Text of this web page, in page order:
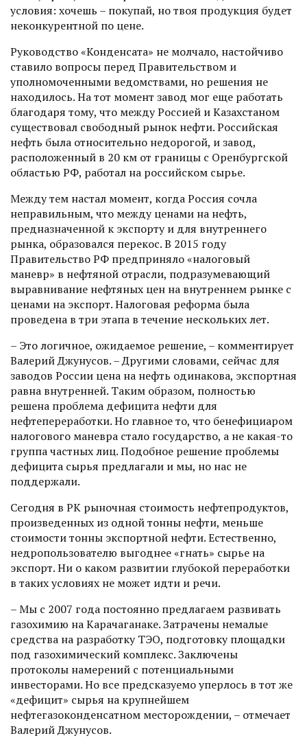
условия: хочешь – покупай, но твоя продукция будет
неконкурентной по цене.
Руководство «Конденсата» не молчало, настойчиво
ставило вопросы перед Правительством и
уполномоченными ведомствами, но решения не
находилось. На тот момент завод мог еще работать
благодаря тому, что между Россией и Казахстаном
существовал свободный рынок нефти. Российская
нефть была относительно недорогой, и завод,
расположенный в 20 км от границы с Оренбургской
областью РФ, работал на российском сырье.
Между тем настал момент, когда Россия сочла
неправильным, что между ценами на нефть,
предназначенной к экспорту и для внутреннего
рынка, образовался перекос. В 2015 году
Правительство РФ предприняло «налоговый
маневр» в нефтяной отрасли, подра­зумевающий
выравнивание нефтяных цен на внутреннем рынке с
ценами на экспорт. Налоговая реформа была
проведена в три этапа в течение нескольких лет.
– Это логичное, ожидаемое решение, – комментирует
Валерий Джунусов. – Другими словами, сейчас для
заводов России цена на нефть одинакова, экспортная
равна внутренней. Таким образом, полностью
решена проблема дефицита нефти для
нефтепереработки. Но главное то, что бенефициаром
налогового маневра стало государство, а не какая-то
группа частных лиц. Подобное решение проблемы
дефицита сырья предлагали и мы, но нас не
поддержали.
Сегодня в РК рыночная стоимость нефтепродуктов,
произведенных из одной тонны неф­ти, меньше
стоимости тонны экспортной нефти. Естественно,
недропользователю выгоднее «гнать» сырье на
экспорт. Ни о каком развитии глубокой переработки
в таких условиях не может идти и речи.
– Мы с 2007 года постоянно предлагаем развивать
газохимию на Карачаганаке. Затрачены немалые
средства на разработку ТЭО, подготовку площадки
под газохимический комплекс. Заключены
протоколы намерений с потенциальными
инвесторами. Но все предсказуемо уперлось в тот же
«дефицит» сырья на крупнейшем
нефтегазоконденсатном месторождении, – отмечает
­Валерий Джунусов.